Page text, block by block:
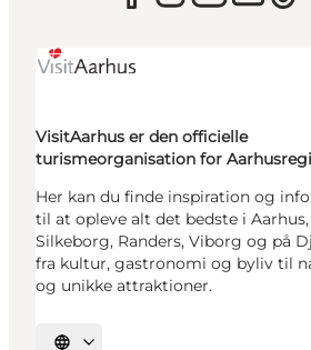
VisitAarhus er den officielle
turismeorganisation for
Her kan du finde inspiration og
til at opleve alt det bedste i
Silkeborg, Randers, Viborg og på
fra kultur, gastronomi og byliv til
og unikke attraktioner.